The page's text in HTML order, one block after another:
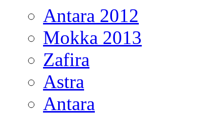
Antara 2012
Mokka 2013
Zafira
Astra
Antara